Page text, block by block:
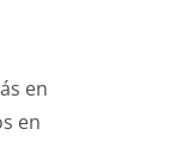
en
en